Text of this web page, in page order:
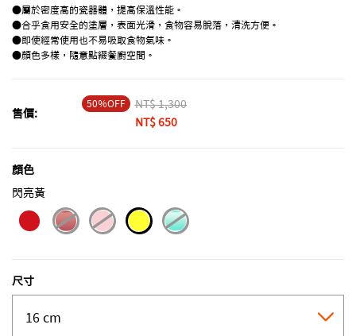
●屬於密度高的瓷器體，提高保溫性能。
●合乎食用安全的塗層，表面光滑，食物容易脫落，清洗方便。
●即使經常使用也不易吸取食物氣味。
●顏色多樣，隨意點綴餐廚空間。
售價:
50％OFF Price reduced from
NT$ 1,300to
NT$ 650
顏色
閃亮黃
尺寸